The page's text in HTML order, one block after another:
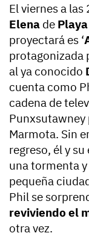
El viernes a
Elena de
proyectará es ‘
protagonizada
al ya conocido
cuenta como
cadena de
Punxsutawney
Marmota. Sin
regreso, él y su
una tormenta y
pequeña
Phil se
reviviendo el
otra vez.